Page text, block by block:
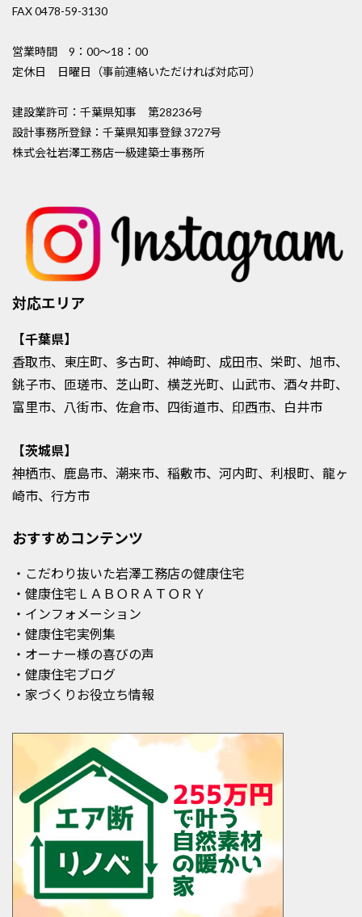
FAX 0478-59-3130
営業時間 9：00〜18：00
定休日 日曜日（事前連絡いただければ対応可）
建設業許可：千葉県知事 第28236号
設計事務所登録：千葉県知事登録 3727号
株式会社岩澤工務店一級建築士事務所
対応エリア
【千葉県】
香取市、東庄町、多古町、神崎町、 成田市、栄町、旭市、
銚子市、匝瑳市、芝山町、横芝光町、山武市、酒々井町、
富里市、八街市、佐倉市、四街道市、 印西市、白井市
【茨城県】
神栖市、鹿島市、潮来市、稲敷市、河内町、利根町、龍ヶ
崎市、行方市
おすすめコンテンツ
・こだわり抜いた岩澤工務店の健康住宅
・健康住宅ＬＡＢＯＲＡＴＯＲＹ
・インフォメーション
・健康住宅実例集
・オーナー様の喜びの声
・健康住宅ブログ
・家づくりお役立ち情報